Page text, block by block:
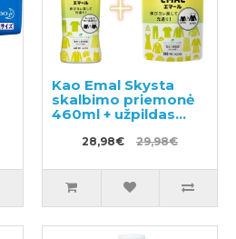
Kao Emal Skysta
skalbimo priemonė
460ml + užpildas
28,98€ 29,98€